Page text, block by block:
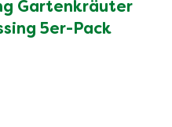
Gartenkräuter
5er-Pack